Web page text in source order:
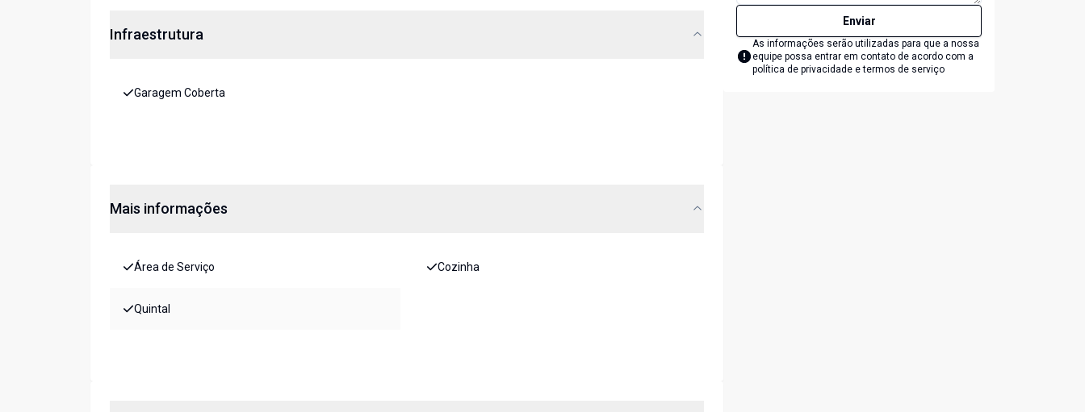
Infraestrutura
Garagem Coberta
Mais informações
Área de Serviço Cozinha
Quintal
Enviar
As informações serão utilizadas para que a nossa
equipe possa entrar em contato de acordo com a
política de privacidade e termos de serviço